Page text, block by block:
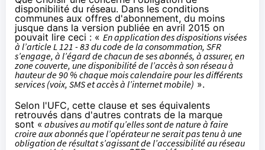
disponibilité du réseau. Dans les conditions
communes aux offres d'abonnement, du moins
jusque dans la version publiée en avril 2015 on
pouvait lire ceci : « En application des dispositions visées
à l’article L 121 - 83 du code de la consommation, SFR
s’engage, à l’égard de chacun de ses abonnés, à assurer, en
zone couverte, une disponibilité de l’accès à son réseau à
hauteur de 90 % chaque mois calendaire pour les différents
services (voix, SMS et accès à l’internet mobile) ».
Selon l'UFC, cette clause et ses équivalents
retrouvés dans d'autres contrats de la marque
sont « abusives au motif qu’elles sont de nature à faire
croire aux abonnés que l’opérateur ne serait pas tenu à une
obligation de résultat s’agissant de l’accessibilité au réseau